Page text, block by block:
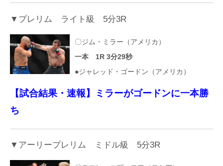
▼プレリム ライト級 5分3R
〇ジム・ミラー（アメリカ）
一本 1R 3分29秒
●ジャレッド・ゴードン（アメリカ）
【試合結果・速報】ミラーがゴードンに一本勝
ち
▼アーリープレリム ミドル級 5分3R